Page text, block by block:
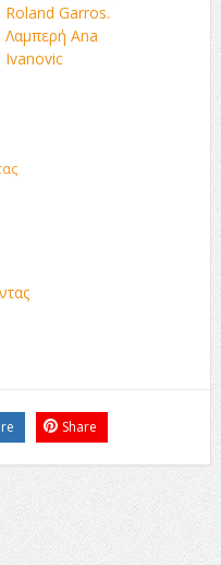
Roland Garros.
Λαμπερή Ana
Ivanovic
Share